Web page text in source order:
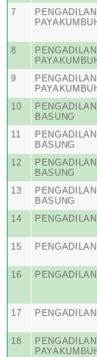
7
8
9
10
BASUNG
11
BASUNG
12
BASUNG
13
BASUNG
14
15
16
17
18